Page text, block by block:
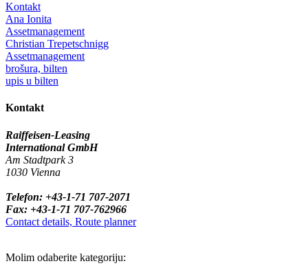
Kontakt
Ana Ionita
Assetmanagement
Christian Trepetschnigg
Assetmanagement
brošura, bilten
upis u bilten
Kontakt
Raiffeisen-Leasing
International GmbH
Am Stadtpark 3
1030 Vienna
Telefon: +43-1-71 707-2071
Fax: +43-1-71 707-762966
Contact details, Route planner
Molim odaberite kategoriju: